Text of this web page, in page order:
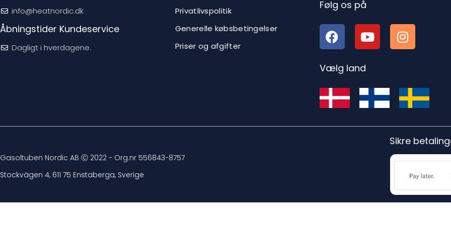
info@heatnordic.dk
Åbningstider Kundeservice
Dagligt i hverdagene.
Privatlivspolitik
Generelle købsbetingelser
Priser og afgifter
Følg os på
Vælg land
Gasoltuben Nordic AB Ⓒ 2022 - Org.nr 556843-8757
Stockvägen 4, 611 75 Enstaberga, Sverige
Sikre